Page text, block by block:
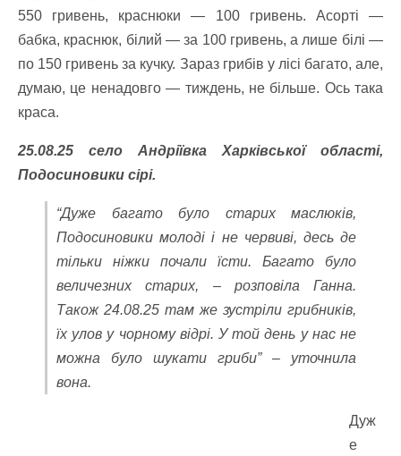
550 гривень, краснюки — 100 гривень. Асорті —
бабка, краснюк, білий — за 100 гривень, а лише білі —
по 150 гривень за кучку. Зараз грибів у лісі багато, але,
думаю, це ненадовго — тиждень, не більше. Ось така
краса.
25.08.25 село Андріївка Харківської області,
Подосиновики сірі.
“Дуже багато було старих маслюків,
Подосиновики молоді і не червиві, десь де
тільки ніжки почали їсти. Багато було
величезних старих, – розповіла Ганна.
Також 24.08.25 там же зустріли грибників,
їх улов у чорному відрі. У той день у нас не
можна було шукати гриби” – уточнила
вона.
Дуж
е